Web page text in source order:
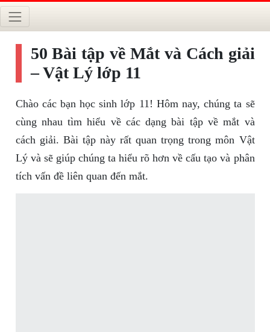
50 Bài tập về Mắt và Cách giải
– Vật Lý lớp 11
Chào các bạn học sinh lớp 11! Hôm nay, chúng ta sẽ
cùng nhau tìm hiểu về các dạng bài tập về mắt và
cách giải. Bài tập này rất quan trọng trong môn Vật
Lý và sẽ giúp chúng ta hiểu rõ hơn về cấu tạo và phân
tích vấn đề liên quan đến mắt.